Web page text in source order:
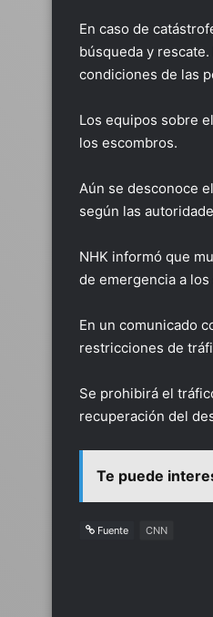
En caso de
búsqueda y
condiciones de las
Los equipos sobre
los escombros.
Aún se desconoce
según las
NHK informó que
de emergencia a
En un comunicado
restricciones de
Se prohibirá el
recuperación del
Te puede
Fuente CNN